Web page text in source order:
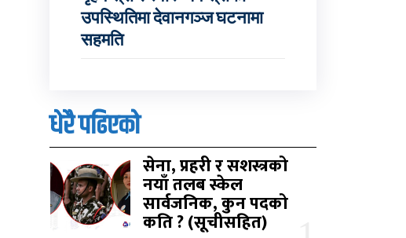
उपस्थितिमा देवानगञ्ज घटनामा
सहमति
धेरै पढिएको
सेना, प्रहरी र सशस्त्रको
नयाँ तलब स्केल
सार्वजनिक, कुन पदको
कति ? (सूचीसहित)